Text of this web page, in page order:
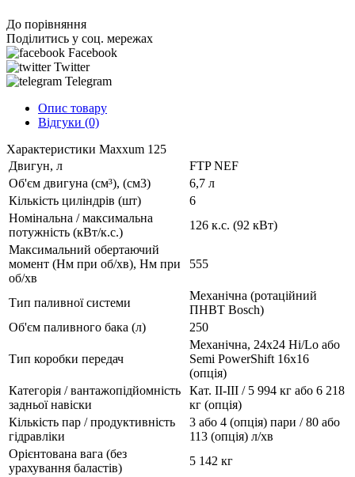
До порівняння
Поділитись у соц. мережах
Facebook
Twitter
Telegram
Опис товару
Відгуки (0)
Характеристики Maxxum 125
Двигун, л
FTP NEF
Об'єм двигуна (см³), (см3)
6,7 л
Кількість циліндрів (шт)
6
Номінальна / максимальна
потужність (кВт/к.с.)
126 к.с. (92 кВт)
Максимальний обертаючий
момент (Нм при об/хв), Нм при
об/хв
555
Тип паливної системи
Механічна (ротаційний
ПНВТ Bosch)
Об'єм паливного бака (л)
250
Тип коробки передач
Механічна, 24х24 Hi/Lo або
Semi PowerShift 16x16
(опція)
Категорія / вантажопідйомність
задньої навіски
Кат. II-III / 5 994 кг або 6 218
кг (опція)
Кількість пар / продуктивність
гідравліки
3 або 4 (опція) пари / 80 або
113 (опція) л/хв
Орієнтована вага (без
урахування баластів)
5 142 кг